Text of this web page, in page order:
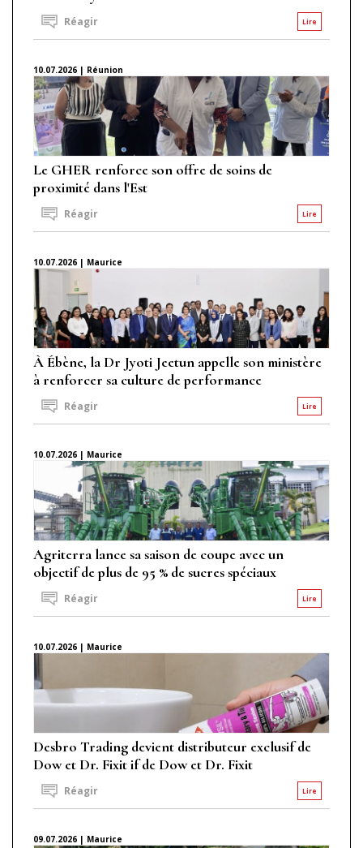
Lire
Réagir
10.07.2026 | Réunion
Le GHER renforce son offre de soins de
proximité dans l'Est
Lire
Réagir
10.07.2026 | Maurice
À Ébène, la Dr Jyoti Jeetun appelle son ministère
à renforcer sa culture de performance
Lire
Réagir
10.07.2026 | Maurice
Agriterra lance sa saison de coupe avec un
objectif de plus de 95 % de sucres spéciaux
Lire
Réagir
10.07.2026 | Maurice
Desbro Trading devient distributeur exclusif de
Dow et Dr. Fixit if de Dow et Dr. Fixit
Lire
Réagir
09.07.2026 | Maurice